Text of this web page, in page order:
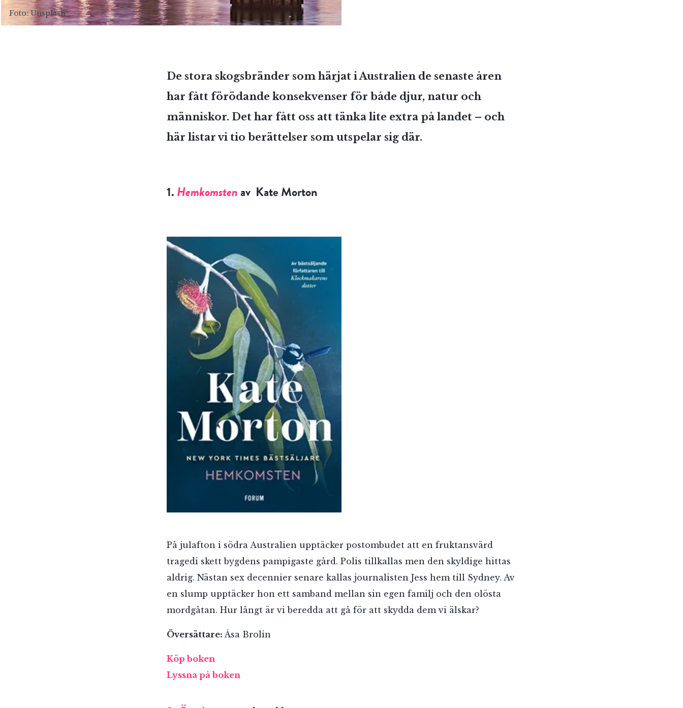
E-post*
Foto: Unsplash
De stora skogsbränder som härjat i Australien de senaste åren
har fått förödande konsekvenser för både djur, natur och
människor. Det har fått oss att tänka lite extra på landet – och
här listar vi tio berättelser som utspelar sig där.
1.Hemkomstenav Kate Morton
På julafton i södra Australien upptäcker postombudet att en fruktansvärd
tragedi skett bygdens pampigaste gård. Polis tillkallas men den skyldige hittas
aldrig. Nästan sex decennier senare kallas journalisten Jess hem till Sydney. Av
en slump upptäcker hon ett samband mellan sin egen familj och den olösta
mordgåtan. Hur långt är vi beredda att gå för att skydda dem vi älskar?
Översättare: Åsa Brolin
Köp boken
Lyssna på boken